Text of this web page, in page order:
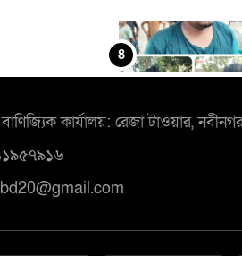
৪
কার্যালয়: রেজা টাওয়ার, নবীনগর,